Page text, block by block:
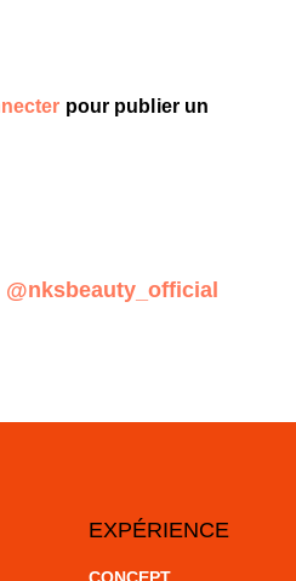
pour publier un
@nksbeauty_official
EXPÉRIENCE